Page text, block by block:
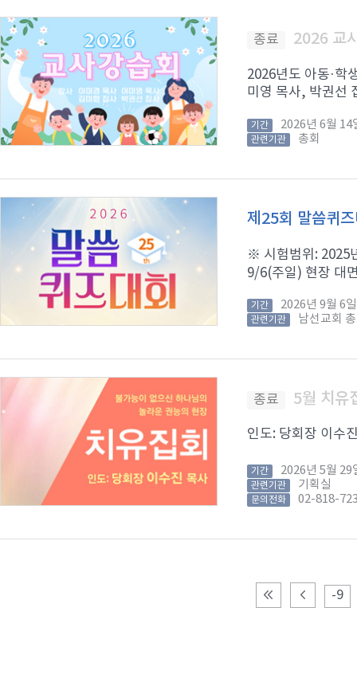
종료 2026 교
2026년도 아동·학
미영 목사, 박권선
기간 2026년 6월 14
관련기관 총회
제25회 말씀퀴
※ 시험범위: 2025
9/6(주일) 현장 대
기간 2026년 9월 6
관련기관 남선교회
종료 5월 치유
인도: 당회장 이수
기간 2026년 5월 29
관련기관 기획실
문의전화 02-818-
-9